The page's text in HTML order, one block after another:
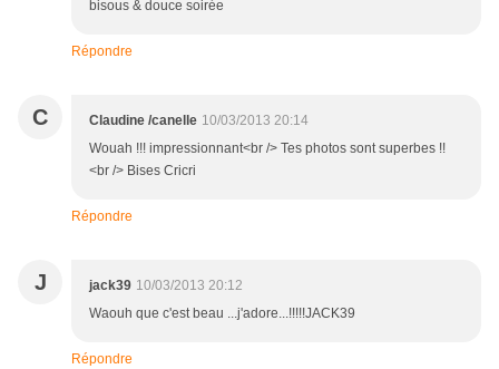
bisous & douce soirée
Répondre
C Claudine /canelle 10/03/2013 20:14
Wouah !!! impressionnant<br /> Tes photos sont superbes !!
<br /> Bises Cricri
Répondre
J jack39 10/03/2013 20:12
Waouh que c'est beau ...j'adore...!!!!!JACK39
Répondre